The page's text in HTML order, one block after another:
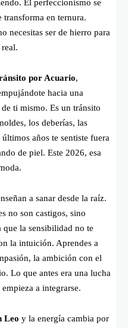
El perfeccionismo se
transforma en ternura.
necesitas ser de hierro para
por Acuario,
hacia una
ti mismo. Es un tránsito
los deberías, las
años te sentiste fuera
de piel. Este 2026, esa
a sanar desde la raíz.
no son castigos, sino
la sensibilidad no te
la intuición. Aprendes a
la ambición con el
Lo que antes era una lucha
a integrarse.
Leo y la energía cambia por